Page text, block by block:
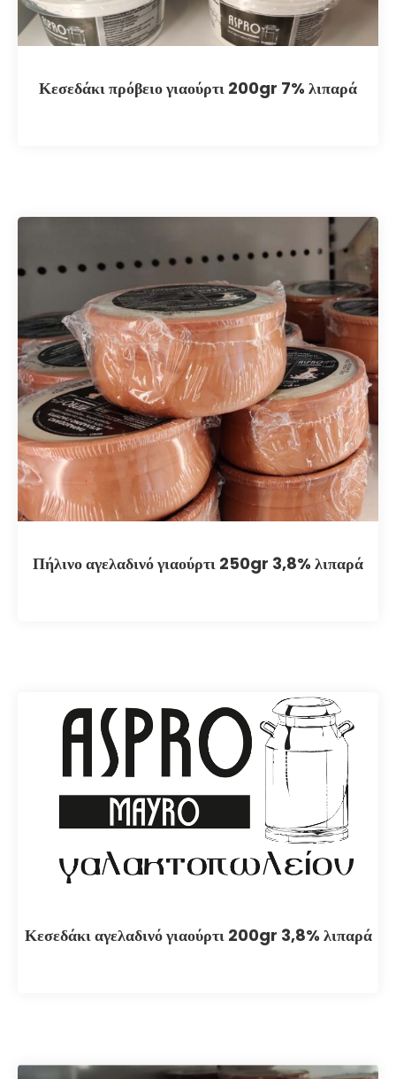
Κεσεδάκι πρόβειο γιαούρτι 200gr 7% λιπαρά
Πήλινο αγελαδινό γιαούρτι 250gr 3,8% λιπαρά
Κεσεδάκι αγελαδινό γιαούρτι 200gr 3,8% λιπαρά